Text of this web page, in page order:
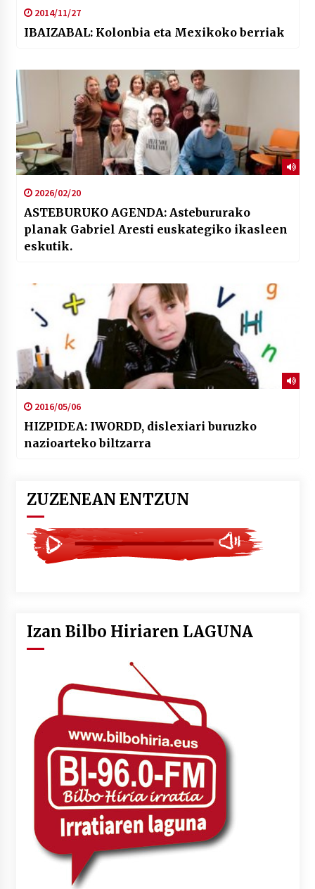
2014/11/27
IBAIZABAL: Kolonbia eta Mexikoko berriak
2026/02/20
ASTEBURUKO AGENDA: Astebururako
planak Gabriel Aresti euskategiko ikasleen
eskutik.
2016/05/06
HIZPIDEA: IWORDD, dislexiari buruzko
nazioarteko biltzarra
ZUZENEAN ENTZUN
Izan Bilbo Hiriaren LAGUNA